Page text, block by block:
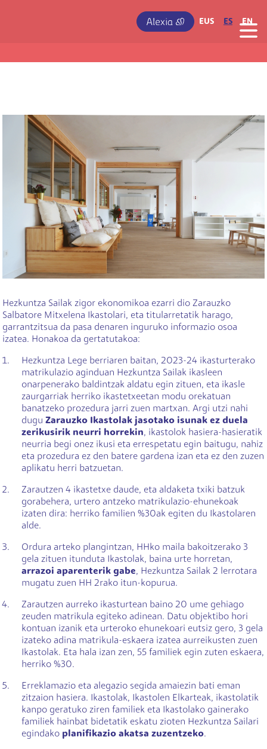
EUS ES EN
IRUDIA
Hezkuntza Sailak zigor ekonomikoa ezarri dio Zarauzko
Salbatore Mitxelena Ikastolari, eta titularretatik harago,
garrantzitsua da pasa denaren inguruko informazio osoa
izatea. Honakoa da gertatutakoa:
Hezkuntza Lege berriaren baitan, 2023-24 ikasturterako
matrikulazio aginduan Hezkuntza Sailak ikasleen
onarpenerako baldintzak aldatu egin zituen, eta ikasle
zaurgarriak herriko ikastetxeetan modu orekatuan
banatzeko prozedura jarri zuen martxan. Argi utzi nahi
dugu Zarauzko Ikastolak jasotako isunak ez duela
zerikusirik neurri horrekin, ikastolok hasiera-hasieratik
neurria begi onez ikusi eta errespetatu egin baitugu, nahiz
eta prozedura ez den batere gardena izan eta ez den zuzen
aplikatu herri batzuetan.
Zarautzen 4 ikastetxe daude, eta aldaketa txiki batzuk
gorabehera, urtero antzeko matrikulazio-ehunekoak
izaten dira: herriko familien %30ak egiten du Ikastolaren
alde.
Ordura arteko plangintzan, HHko maila bakoitzerako 3
gela zituen itunduta Ikastolak, baina urte horretan,
arrazoi aparenterik gabe, Hezkuntza Sailak 2 lerrotara
mugatu zuen HH 2rako itun-kopurua.
Zarautzen aurreko ikasturtean baino 20 ume gehiago
zeuden matrikula egiteko adinean. Datu objektibo hori
kontuan izanik eta urteroko ehunekoari eutsiz gero, 3 gela
izateko adina matrikula-eskaera izatea aurreikusten zuen
Ikastolak. Eta hala izan zen, 55 familiek egin zuten eskaera,
herriko %30.
Erreklamazio eta alegazio segida amaiezin bati eman
zitzaion hasiera. Ikastolak, Ikastolen Elkarteak, ikastolatik
kanpo geratuko ziren familiek eta Ikastolako gainerako
familiek hainbat bidetatik eskatu zioten Hezkuntza Sailari
egindako planifikazio akatsa zuzentzeko.